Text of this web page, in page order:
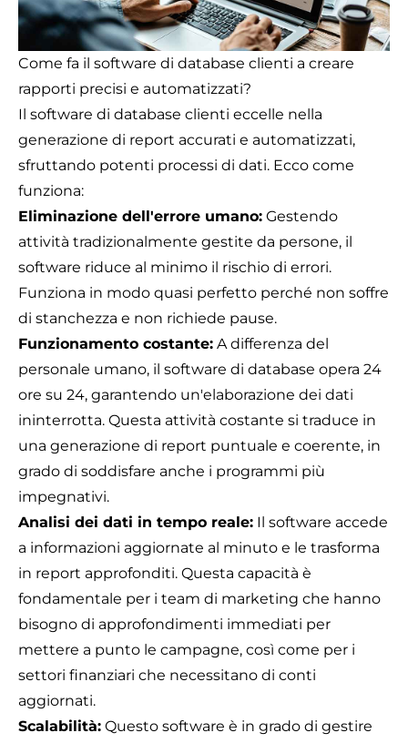
Come fa il software di database clienti a creare
rapporti precisi e automatizzati?
Il software di database clienti eccelle nella
generazione di report accurati e automatizzati,
sfruttando potenti processi di dati. Ecco come
funziona:
Eliminazione dell'errore umano: Gestendo
attività tradizionalmente gestite da persone, il
software riduce al minimo il rischio di errori.
Funziona in modo quasi perfetto perché non soffre
di stanchezza e non richiede pause.
Funzionamento costante: A differenza del
personale umano, il software di database opera 24
ore su 24, garantendo un'elaborazione dei dati
ininterrotta. Questa attività costante si traduce in
una generazione di report puntuale e coerente, in
grado di soddisfare anche i programmi più
impegnativi.
Analisi dei dati in tempo reale: Il software accede
a informazioni aggiornate al minuto e le trasforma
in report approfonditi. Questa capacità è
fondamentale per i team di marketing che hanno
bisogno di approfondimenti immediati per
mettere a punto le campagne, così come per i
settori finanziari che necessitano di conti
aggiornati.
Scalabilità: Questo software è in grado di gestire